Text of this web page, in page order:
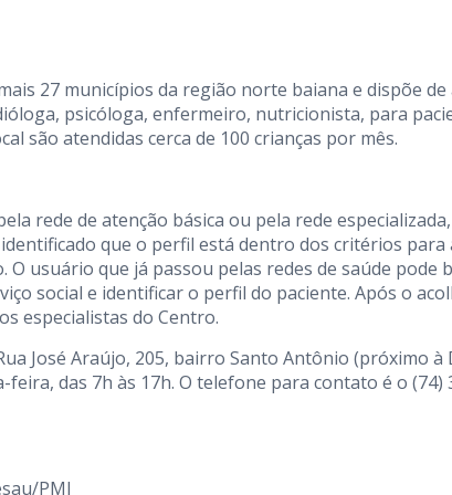
27 municípios da região norte baiana e dispõe
psicóloga, enfermeiro, nutricionista, para
são atendidas cerca de 100 crianças por mês.
rede de atenção básica ou pela rede
que o perfil está dentro dos critérios para
usuário que já passou pelas redes de saúde pode
social e identificar o perfil do paciente. Após o
especialistas do Centro.
José Araújo, 205, bairro Santo Antônio (próximo à
das 7h às 17h. O telefone para contato é o (74)
PMJ